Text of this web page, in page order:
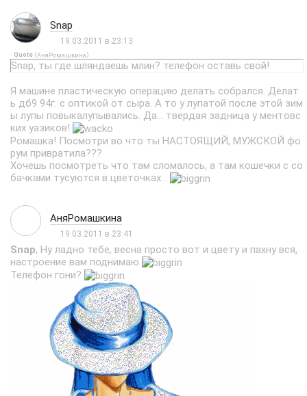
Snap
19.03.2011 в 23:13
Quote (АняРомашкина)
Snap, ты где шляндаешь млин? телефон оставь свой!
Я машине пластическую операцию делать собрался. Делат
ь дб9 94г. с оптикой от сыра. А то у лупатой после этой зим
ы лупы повыкалупывались. Да... твердая задница у ментовс
ких уазиков!
Ромашка! Посмотри во что ты НАСТОЯЩИЙ, МУЖСКОЙ фо
рум привратила???
Хочешь посмотреть что там сломалось, а там кошечки с со
бачками тусуются в цветочках...
АняРомашкина
19.03.2011 в 23:41
Snap, Ну ладно тебе, весна просто вот и цвету и пахну вся,
настроение вам поднимаю
Телефон гони?